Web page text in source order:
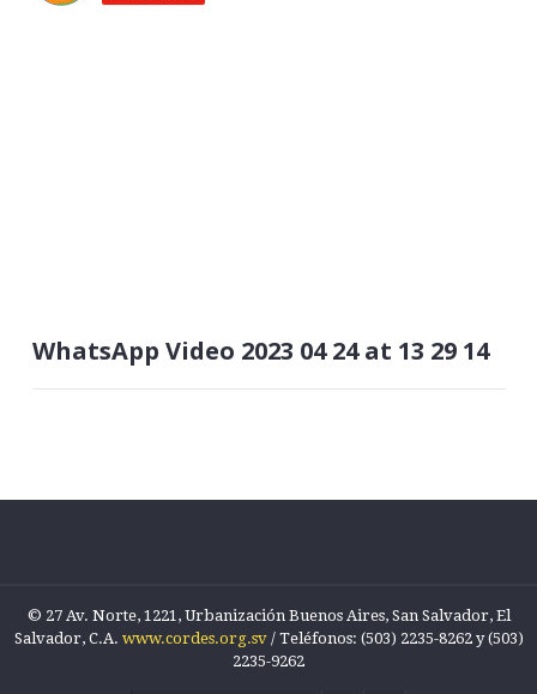
WhatsApp Video 2023 04 24 at 13 29 14
© 27 Av. Norte, 1221, Urbanización Buenos Aires, San Salvador, El
Salvador, C.A. www.cordes.org.sv / Teléfonos: (503) 2235-8262 y (503)
2235-9262